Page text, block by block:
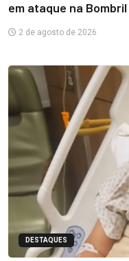
em ataque na Bombril
2 de agosto de 2026
DESTAQUES